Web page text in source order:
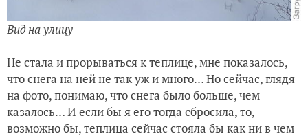
Вид на улицу
Не стала и прорываться к теплице, мне показалось,
что снега на ней не так уж и много… Но сейчас, глядя
на фото, понимаю, что снега было больше, чем
казалось… И если бы я его тогда сбросила, то,
возможно бы, теплица сейчас стояла бы как ни в чем